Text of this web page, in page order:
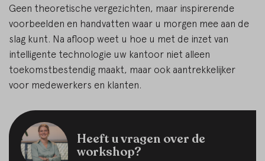
Geen theoretische vergezichten, maar inspirerende
voorbeelden en handvatten waar u morgen mee aan de
slag kunt. Na afloop weet u hoe u met de inzet van
intelligente technologie uw kantoor niet alleen
toekomstbestendig maakt, maar ook aantrekkelijker
voor medewerkers en klanten.
Heeft u vragen over de
workshop?